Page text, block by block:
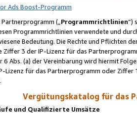
Ads Boost-Programm
(„Programmrichtlinien“)
Programmrichtlinien verwendete und
Bedeutung. Die Rechte und Pflichten
Ziffer 3 der IP-Lizenz für das
6 Abs. (a) der Vereinbarung wird hiermit
Lizenz für das Partnerprogramm oder
Vergütungskatalog für das
und Qualifizierte Umsätze